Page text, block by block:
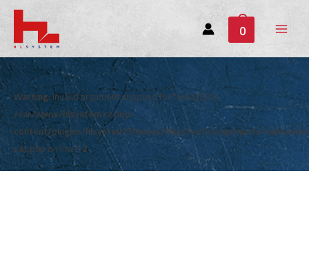
0
Main
Menu
Warning: Invalid argument supplied for foreach() in
/var/www/hlsystem.cz/wp-
content/plugins/hlsystem/themes/hlsystem/components/
cat.phpon line12